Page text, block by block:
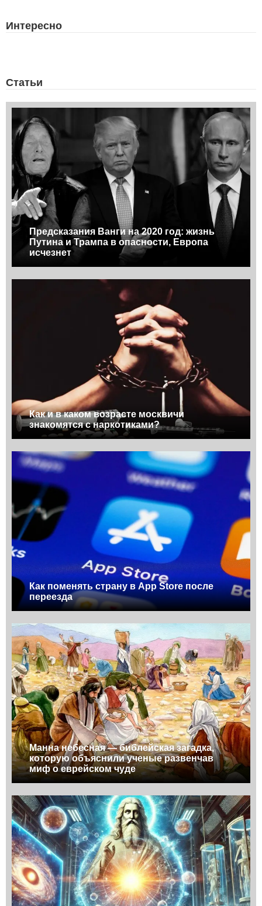
Интересно
Статьи
Предсказания Ванги на 2020 год: жизнь
Путина и Трампа в опасности, Европа
исчезнет
Как и в каком возрасте москвичи
знакомятся с наркотиками?
Как поменять страну в App Store после
переезда
Манна небесная — библейская загадка,
которую объяснили ученые развенчав
миф о еврейском чуде